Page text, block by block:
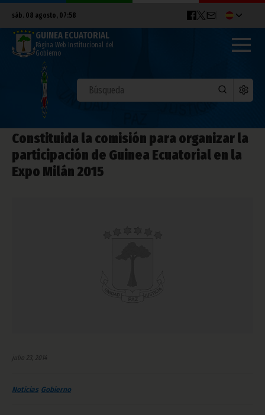
sáb. 08 agosto, 07:58
GUINEA ECUATORIAL
Página Web Institucional del
Gobierno
Constituida la comisión para organizar la
participación de Guinea Ecuatorial en la
Expo Milán 2015
julio 23, 2014
Noticias Gobierno